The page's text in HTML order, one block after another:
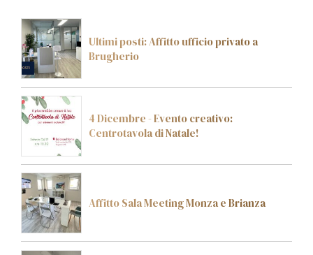
Ultimi posti: Affitto ufficio privato a
Brugherio
4 Dicembre - Evento creativo:
Centrotavola di Natale!
Affitto Sala Meeting Monza e Brianza